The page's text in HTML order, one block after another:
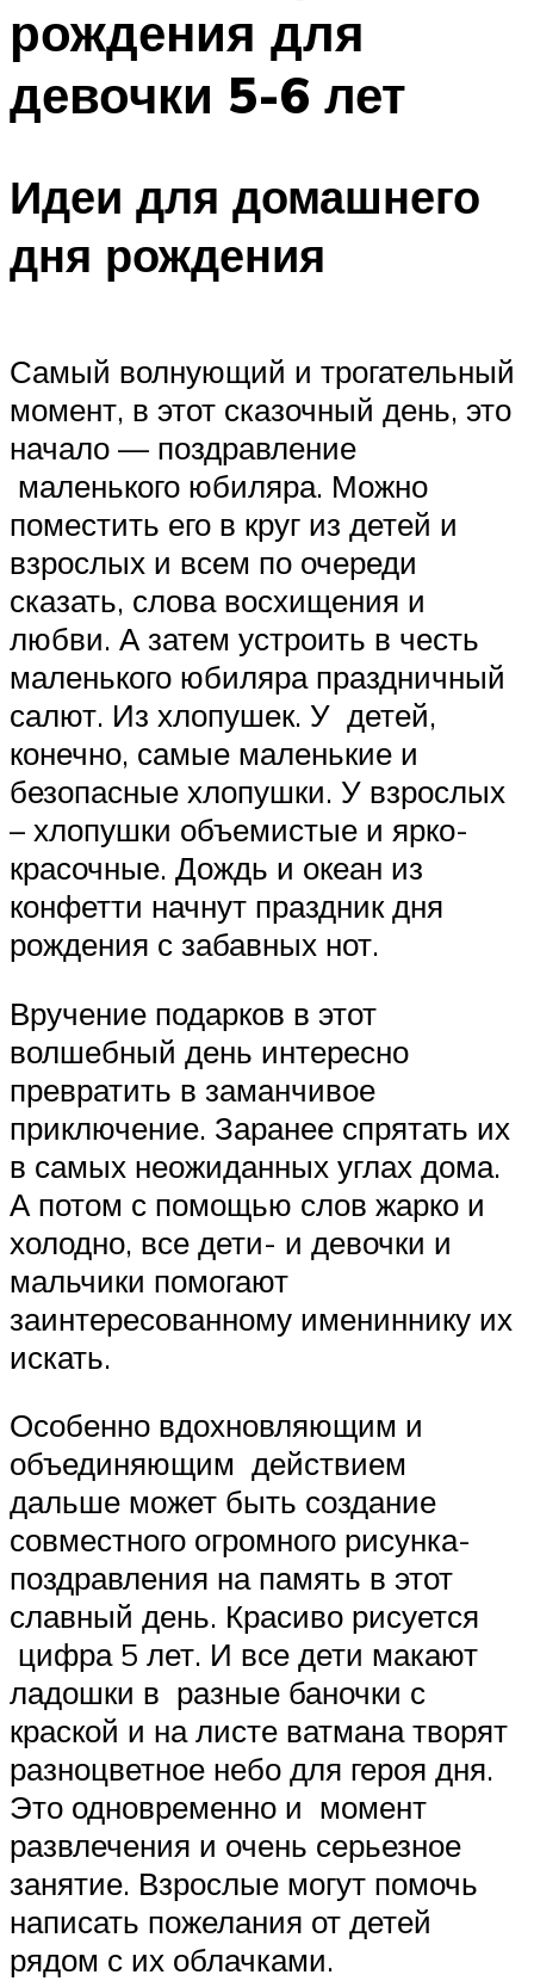
Меню
рождения для
девочки 5-6 лет
Идеи для домашнего
дня рождения
Самый волнующий и трогательный
момент, в этот сказочный день, это
начало — поздравление
маленького юбиляра. Можно
поместить его в круг из детей и
взрослых и всем по очереди
сказать, слова восхищения и
любви. А затем устроить в честь
маленького юбиляра праздничный
салют. Из хлопушек. У детей,
конечно, самые маленькие и
безопасные хлопушки. У взрослых
– хлопушки объемистые и ярко-
красочные. Дождь и океан из
конфетти начнут праздник дня
рождения с забавных нот.
Вручение подарков в этот
волшебный день интересно
превратить в заманчивое
приключение. Заранее спрятать их
в самых неожиданных углах дома.
А потом с помощью слов жарко и
холодно, все дети- и девочки и
мальчики помогают
заинтересованному имениннику их
искать.
Особенно вдохновляющим и
объединяющим действием
дальше может быть создание
совместного огромного рисунка-
поздравления на память в этот
славный день. Красиво рисуется
цифра 5 лет. И все дети макают
ладошки в разные баночки с
краской и на листе ватмана творят
разноцветное небо для героя дня.
Это одновременно и момент
развлечения и очень серьезное
занятие. Взрослые могут помочь
написать пожелания от детей
рядом с их облачками.